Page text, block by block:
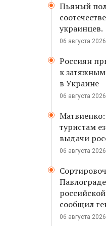
Пьяный
украинцев.
06 августа
Россиян
к
в Украине
06 августа
туристам
выдачи
06 августа
сообщил
06 августа